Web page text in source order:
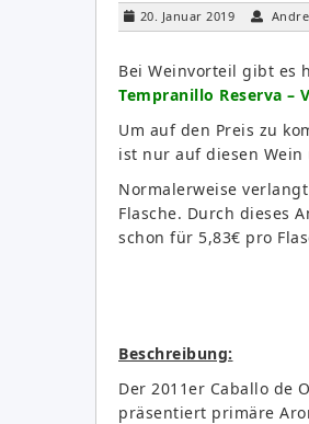
20. Januar 2019
Bei Weinvorteil gibt es
Tempranillo Reserva –
Um auf den Preis zu
ist nur auf diesen
Normalerweise
Flasche. Durch dieses
schon für 5,83€ pro
Beschreibung:
Der 2011er Caballo de
präsentiert primäre